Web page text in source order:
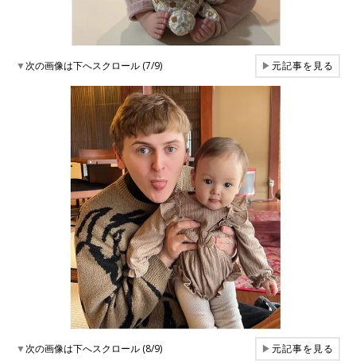
▼次の画像は下へスクロール (7/9) ▶元記事を見る
▼次の画像は下へスクロール (8/9) ▶元記事を見る